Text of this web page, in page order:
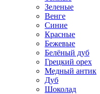
Зеленые
Венге
Синие
Красные
Бежевые
Белёный дуб
Грецкий орех
Медный антик
Дуб
Шоколад